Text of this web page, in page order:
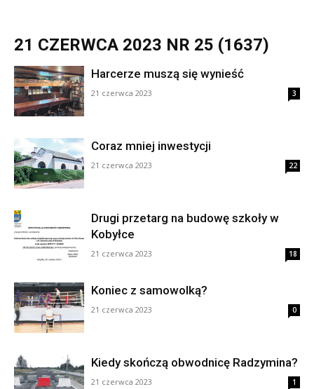
21 CZERWCA 2023 NR 25 (1637)
Harcerze muszą się wynieść
21 czerwca 2023 3
Coraz mniej inwestycji
21 czerwca 2023 22
Drugi przetarg na budowę szkoły w
Kobyłce
21 czerwca 2023 18
Koniec z samowolką?
21 czerwca 2023 0
Kiedy skończą obwodnicę Radzymina?
21 czerwca 2023 1